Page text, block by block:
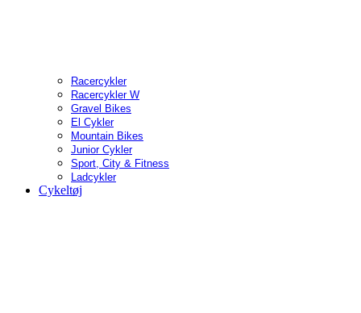
Racercykler
Racercykler W
Gravel Bikes
El Cykler
Mountain Bikes
Junior Cykler
Sport, City & Fitness
Ladcykler
Cykeltøj